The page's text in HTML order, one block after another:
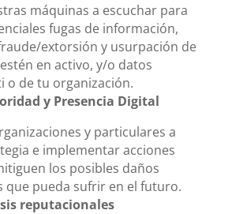
máquinas a escuchar para
fugas de información,
extorsión y usurpación de
en activo, y/o datos
o de tu organización.
y Presencia Digital
y particulares a
e implementar acciones
los posibles daños
que pueda sufrir en el futuro.
reputacionales